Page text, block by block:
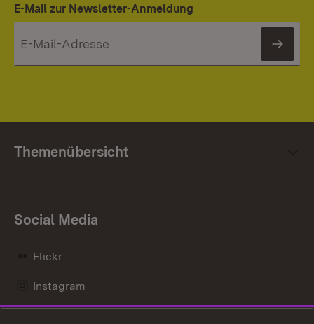
E-Mail zur Newsletter-Anmeldung
Themenübersicht
Social Media
Flickr
Instagram